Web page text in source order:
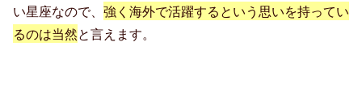
い星座なので、 強く海外で活躍するという思いを持ってい
るのは当然と言えます。